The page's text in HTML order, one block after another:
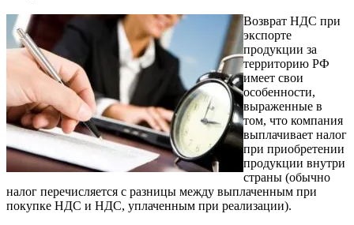
Возврат НДС при
экспорте
продукции за
территорию РФ
имеет свои
особенности,
выраженные в
том, что компания
выплачивает налог
при приобретении
продукции внутри
страны (обычно
налог перечисляется с разницы между выплаченным при
покупке НДС и НДС, уплаченным при реализации).